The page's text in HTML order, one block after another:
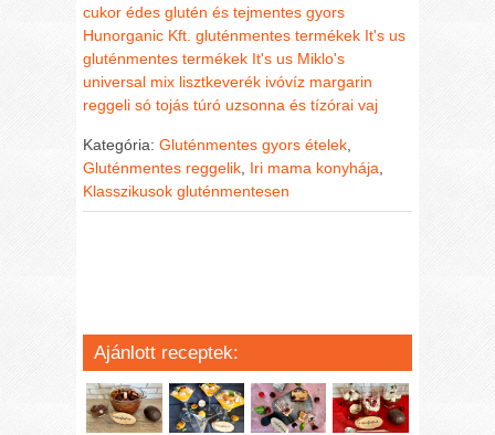
cukor édes glutén és tejmentes gyors
Hunorganic Kft. gluténmentes termékek It's us
gluténmentes termékek It's us Miklo's
universal mix lisztkeverék ivóvíz margarin
reggeli só tojás túró uzsonna és tízórai vaj
Kategória:Gluténmentes gyors ételek
Gluténmentes reggelik Iri mama konyhája
Klasszikusok gluténmentesen
Ajánlott receptek: